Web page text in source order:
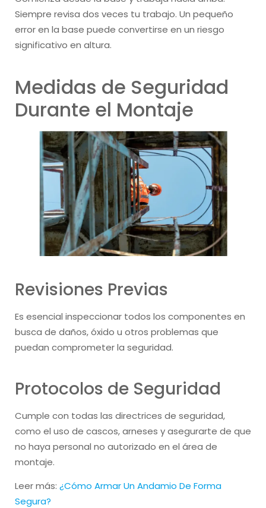
Siempre revisa dos veces tu trabajo. Un pequeño
error en la base puede convertirse en un riesgo
significativo en altura.
Medidas de Seguridad
Durante el Montaje
Revisiones Previas
Es esencial inspeccionar todos los componentes en
busca de daños, óxido u otros problemas que
puedan comprometer la seguridad.
Protocolos de Seguridad
Cumple con todas las directrices de seguridad,
como el uso de cascos, arneses y asegurarte de que
no haya personal no autorizado en el área de
montaje.
Leer más: ¿Cómo Armar Un Andamio De Forma
Segura?